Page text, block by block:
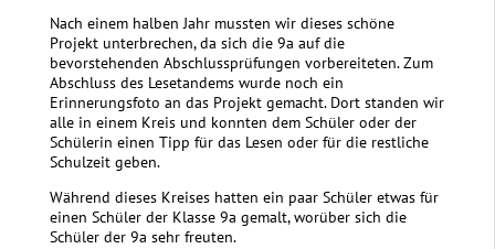
Nach einem halben Jahr mussten wir dieses schöne
Projekt unterbrechen, da sich die 9a auf die
bevorstehenden Abschlussprüfungen vorbereiteten. Zum
Abschluss des Lesetandems wurde noch ein
Erinnerungsfoto an das Projekt gemacht. Dort standen wir
alle in einem Kreis und konnten dem Schüler oder der
Schülerin einen Tipp für das Lesen oder für die restliche
Schulzeit geben.
Während dieses Kreises hatten ein paar Schüler etwas für
einen Schüler der Klasse 9a gemalt, worüber sich die
Schüler der 9a sehr freuten.